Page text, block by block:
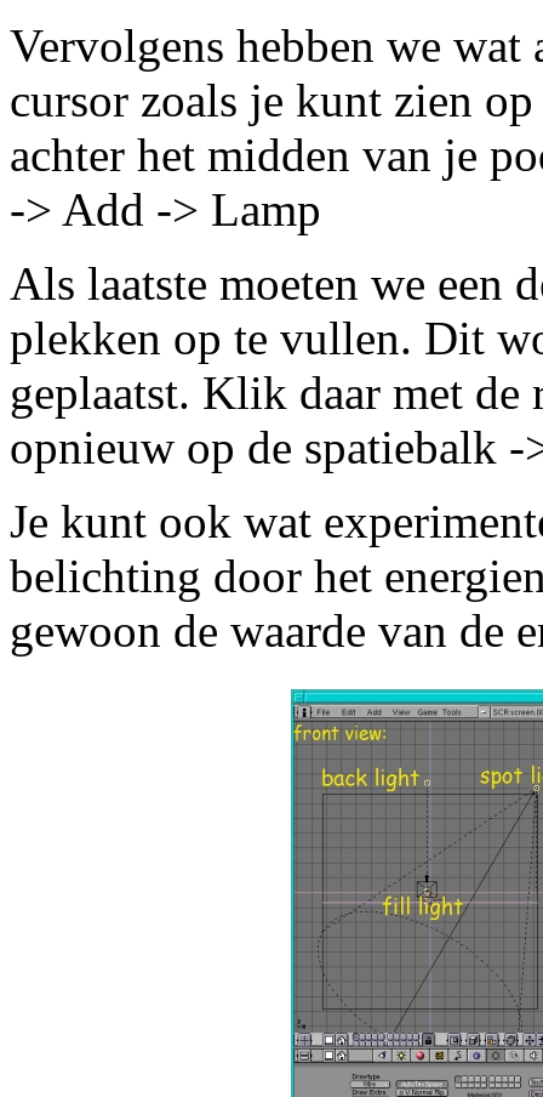
Vervolgens hebben we
cursor zoals je kunt zien
achter het midden van je
-> Add -> Lamp
Als laatste moeten we een
plekken op te vullen. Dit
geplaatst. Klik daar met
opnieuw op de spatiebalk
Je kunt ook wat
belichting door het
gewoon de waarde van de